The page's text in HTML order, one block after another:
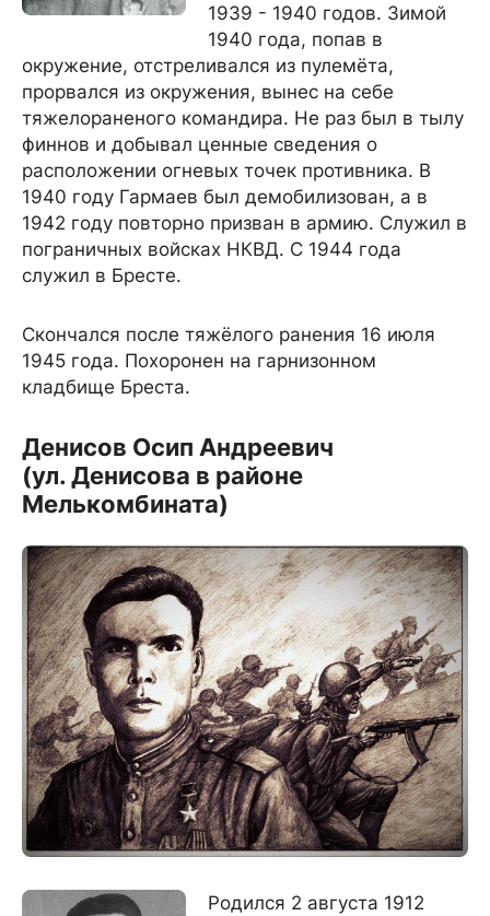
1939 - 1940 годов. Зимой
1940 года, попав в
окружение, отстреливался из пулемёта,
прорвался из окружения, вынес на себе
тяжелораненого командира. Не раз был в тылу
финнов и добывал ценные сведения о
расположении огневых точек противника. В
1940 году Гармаев был демобилизован, а в
1942 году повторно призван в армию. Служил в
пограничных войсках НКВД. С 1944 года
служил в Бресте.
Скончался после тяжёлого ранения 16 июля
1945 года. Похоронен на гарнизонном
кладбище Бреста.
Денисов Осип Андреевич
(ул. Денисова в районе
Мелькомбината)
Родился 2 августа 1912